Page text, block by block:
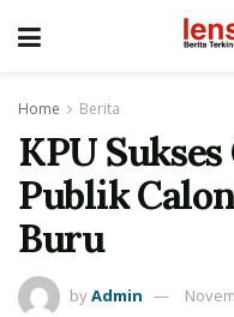
Home Berita
KPU
Publik
Buru
byAdmin